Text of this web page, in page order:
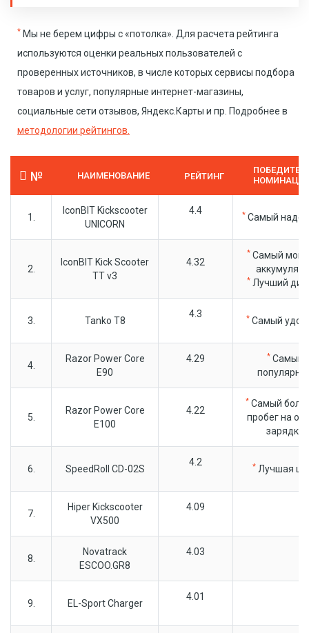
* Мы не берем цифры с «потолка». Для расчета рейтинга
используются оценки реальных пользователей с
проверенных источников, в числе которых сервисы подбора
товаров и услуг, популярные интернет-магазины,
социальные сети отзывов, Яндекс.Карты и пр. Подробнее в
методологии рейтингов.
№ НАИМЕНОВАНИЕ РЕЙТИНГ
1.
IconBIT Kickscooter
UNICORN
4.4 *Самый
2.
IconBIT Kick Scooter
TT v3
4.32
*Самый
* Лучший
3. Tanko T8
4.3 *Самый
4.
Razor Power Core
E90
4.29 * Самый
5.
Razor Power Core
E100
4.22
* Самый
пробег на
зарядке
6. SpeedRoll CD-02S
4.2 *Лучшая
7.
Hiper Kickscooter
VX500
4.09
8.
Novatrack
ESCOO.GR8
4.03
9. EL-Sport Charger
4.01